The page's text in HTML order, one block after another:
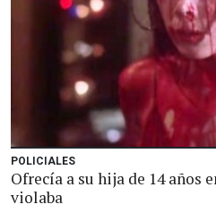
POLICIALES
Ofrecía a su hija de 14 años
violaba